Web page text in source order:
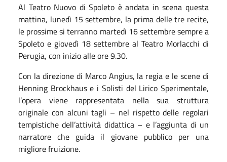
Al Teatro Nuovo di Spoleto è andata in scena questa
mattina, lunedì 15 settembre, la prima delle tre recite,
le prossime si terranno martedì 16 settembre sempre a
Spoleto e giovedì 18 settembre al Teatro Morlacchi di
Perugia, con inizio alle ore 9.30.
Con la direzione di Marco Angius, la regia e le scene di
Henning Brockhaus e i Solisti del Lirico Sperimentale,
l’opera viene rappresentata nella sua struttura
originale con alcuni tagli – nel rispetto delle regolari
tempistiche dell’attività didattica – e l’aggiunta di un
narratore che guida il giovane pubblico per una
migliore fruizione.